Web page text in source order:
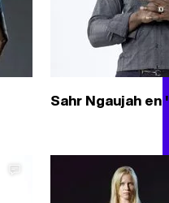
Sahr Ngaujah